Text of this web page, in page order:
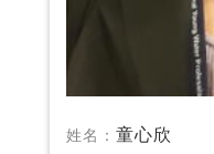
姓名： 童心欣